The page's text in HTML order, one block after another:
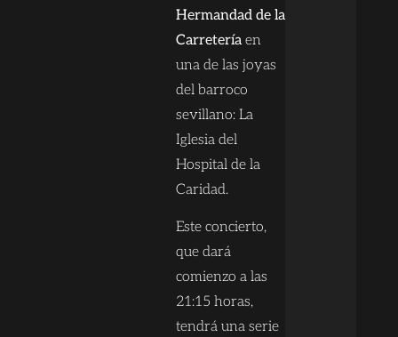
Hermandad de la
Carreteríaen
una de las joyas
del barroco
sevillano: La
Iglesia del
Hospital de la
Caridad.
Este concierto,
que dará
comienzo a las
21:15 horas,
tendrá una serie